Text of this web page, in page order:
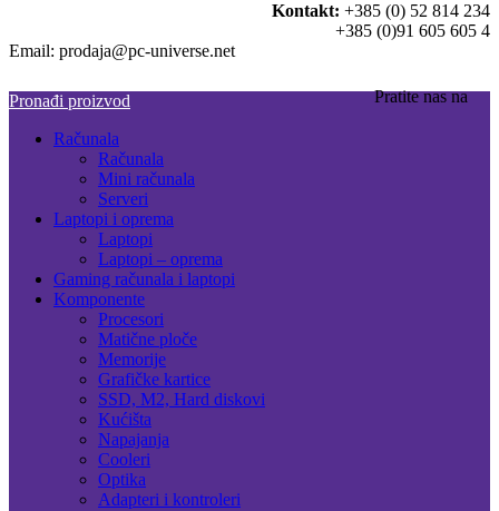
Kontakt: +385 (0) 52 814 234
+385 (0)91 605 605 4
Email: prodaja@pc-universe.net
Pratite nas na
Pronađi proizvod
Računala
Računala
Mini računala
Serveri
Laptopi i oprema
Laptopi
Laptopi – oprema
Gaming računala i laptopi
Komponente
Procesori
Matične ploče
Memorije
Grafičke kartice
SSD, M2, Hard diskovi
Kućišta
Napajanja
Cooleri
Optika
Adapteri i kontroleri